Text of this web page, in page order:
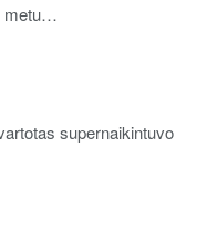
metu…
supernaikintuvo